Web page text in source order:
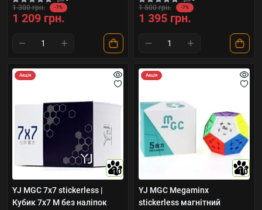
1 300 грн. -7%
1 209 грн.
1 500 грн. -7%
1 395 грн.
Акція
10
YJ MGC 7x7 stickerless |
Кубик 7х7 М без наліпок
Акція
10
YJ MGC Megaminx
stickerless магнітний